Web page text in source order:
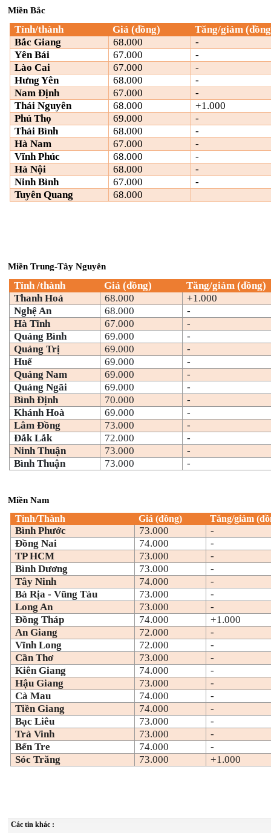
Miền Bắc
Tỉnh/thành Giá (đồng)
Tăng/giảm
Bắc Giang
68.000
-
Yên Bái
67.000
-
Lào Cai
67.000
-
Hưng Yên
68.000
-
Nam Định
67.000
-
Thái Nguyên
68.000
+1.000
Phú Thọ
69.000
-
Thái Bình
68.000
-
Hà Nam
67.000
-
Vĩnh Phúc
68.000
-
Hà Nội
68.000
-
Ninh Bình
67.000
-
Tuyên Quang
68.000
Miền Trung-Tây Nguyên
Tỉnh /thành Giá (đồng)
Tăng/giảm (đồng)
Thanh Hoá
68.000
+1.000
Nghệ An
68.000
-
Hà Tĩnh
67.000
-
Quảng Bình
69.000
-
Quảng Trị
69.000
-
Huế
69.000
-
Quảng Nam
69.000
-
Quảng Ngãi
69.000
-
Bình Định
70.000
-
Khánh Hoà
69.000
-
Lâm Đồng
73.000
-
Đắk Lắk
72.000
-
Ninh Thuận
73.000
-
Bình Thuận
73.000 -
Miền Nam
Tỉnh/Thành Giá (đồng) Tăng/giảm
Bình Phước 73.000
-
Đồng Nai
74.000
-
TP HCM
73.000
-
Bình Dương
73.000
-
Tây Ninh
74.000
-
Bà Rịa - Vũng Tàu
73.000
-
Long An
73.000
-
Đồng Tháp
74.000
+1.000
An Giang
72.000
-
Vĩnh Long
72.000
-
Cần Thơ
73.000
-
Kiên Giang
74.000
-
Hậu Giang
73.000
-
Cà Mau
74.000
-
Tiền Giang
74.000
-
Bạc Liêu
73.000
-
Trà Vinh
73.000
-
Bến Tre
74.000
-
Sóc Trăng
73.000 +1.000
Các tin khác :